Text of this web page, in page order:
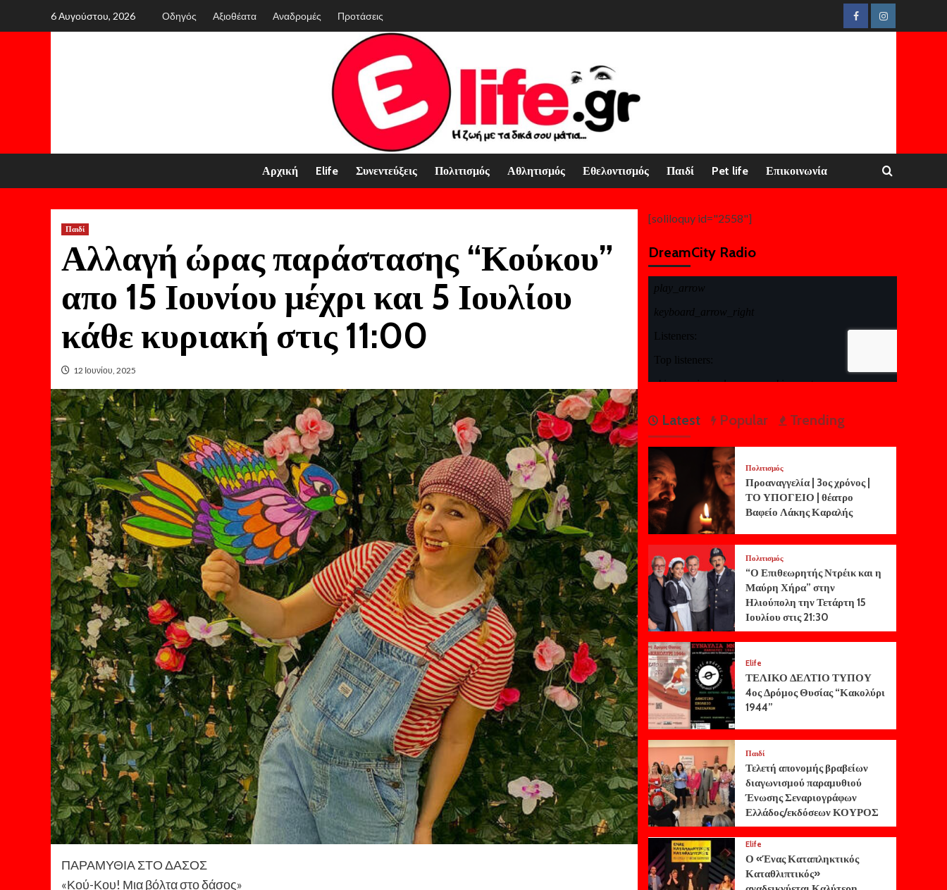
FacebookInstagram
6 Αυγούστου, 2026 Οδηγός Αξιοθέατα Αναδρομές Προτάσεις
Αρχική Elife Συνεντεύξεις Πολιτισμός Αθλητισμός Εθελοντισμός Παιδί Pet life Επικοινωνία
Παιδί
Αλλαγή ώρας παράστασης “Κούκου”
απο 15 Ιουνίου μέχρι και 5 Ιουλίου
κάθε κυριακή στις 11:00
12 Ιουνίου, 2025
ΠΑΡΑΜΥΘΙΑ ΣΤΟ ΔΑΣΟΣ
«Κού-Κου! Μια βόλτα στο δάσος»
[soliloquy id="2558"]
DreamCity Radio
Latest Popular Trending
Πολιτισμός
Προαναγγελία | 3ος χρόνος |
ΤΟ ΥΠΟΓΕΙΟ | θέατρο
Βαφείο Λάκης Καραλής
Πολιτισμός
“Ο Επιθεωρητής Ντρέικ και η
Μαύρη Χήρα” στην
Ηλιούπολη την Τετάρτη 15
Ιουλίου στις 21:30
Elife
ΤΕΛΙΚΟ ΔΕΛΤΙΟ ΤΥΠΟΥ
4ος Δρόμος Θυσίας “Κακολύρι
1944”
Παιδί
Τελετή απονομής βραβείων
διαγωνισμού παραμυθιού
Ένωσης Σεναριογράφων
Ελλάδος/εκδόσεων ΚΟΥΡΟΣ
Elife
Ο «Ένας Καταπληκτικός
Καταθλιπτικός»